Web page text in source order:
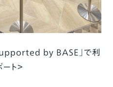
supported by BASE」で利
ト＞